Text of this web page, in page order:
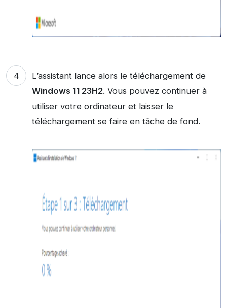
L’assistant lance alors le téléchargement de
Windows 11 23H2. Vous pouvez continuer à
utiliser votre ordinateur et laisser le
téléchargement se faire en tâche de fond.